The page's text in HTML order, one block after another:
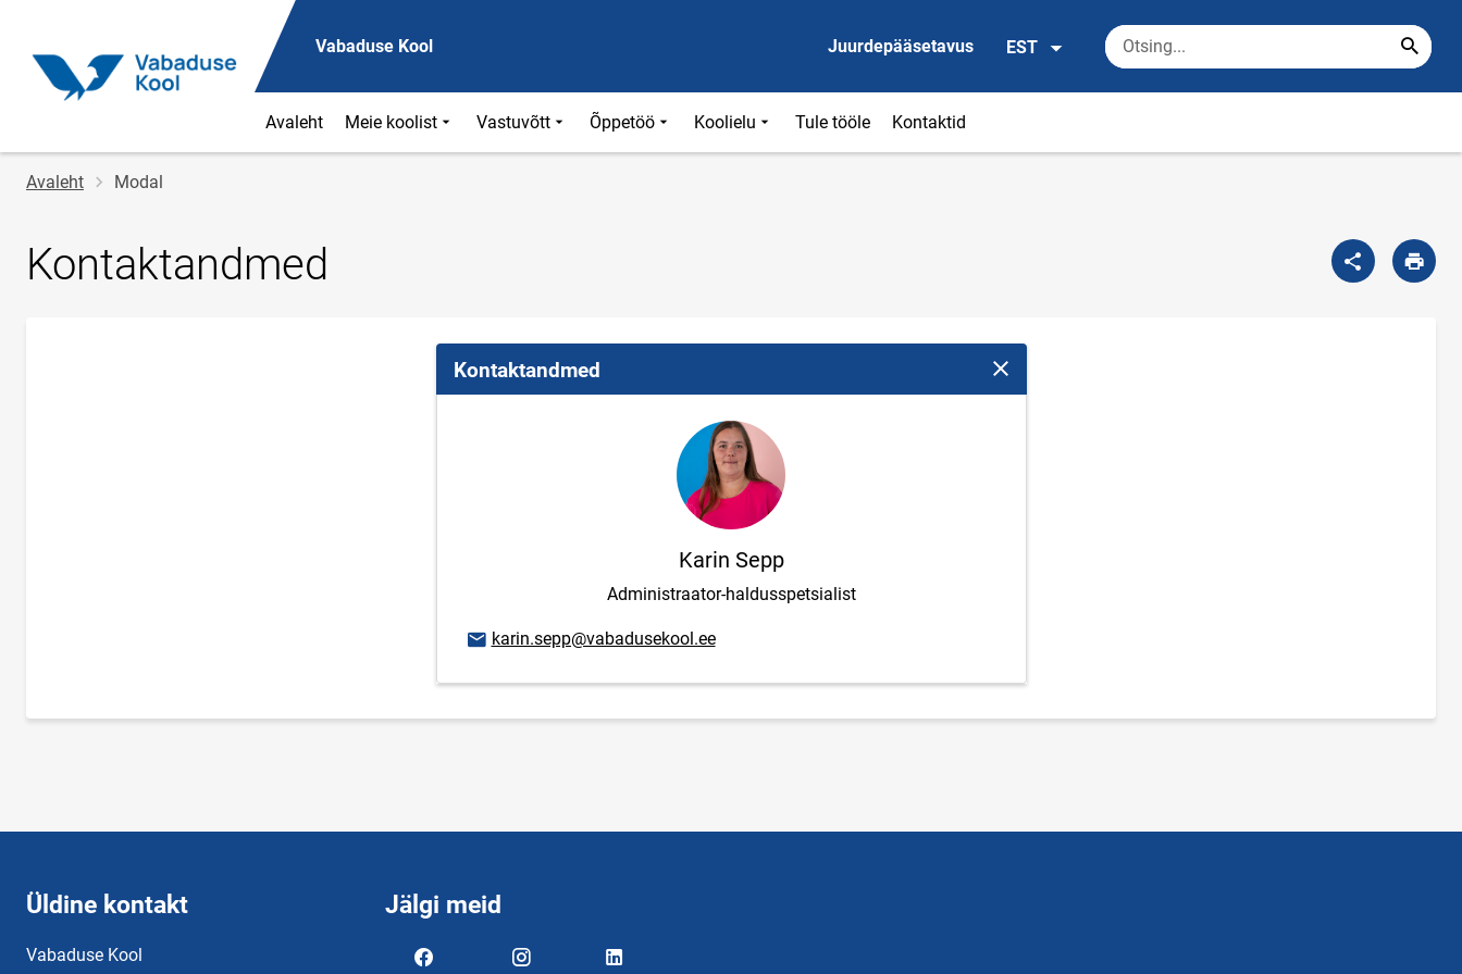
Vabaduse Kool Juurdepääsetavus EST
Avaleht Meie koolist Vastuvõtt Õppetöö Koolielu Tule tööle Kontaktid
Jälglink
Avaleht Modal
Kontaktandmed
Kontaktandmed Sulge modaalaken
Karin Sepp
Administraator-haldusspetsialist
E-posti aadress
karin.sepp@vabadusekool.ee
Üldine kontakt
Vabaduse Kool
Jälgi meid